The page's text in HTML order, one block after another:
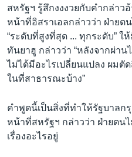
สหรัฐฯ รู้สึกงงงวยกับคำกล่าว
หน้าที่อิสราเอลกล่าวว่า ฝ่ายต
“ระดับที่สูงที่สุด ... ทุกระดับ” ใ
ทันยาฮู กล่าวว่า “หลังจากผ่า
ไม่ได้มีอะไรเปลี่ยนแปลง ผมตั
ในที่สาธารณะบ้าง”
คำพูดนี้เป็นสิ่งที่ทำให้รัฐบาลก
หน้าที่สหรัฐฯ กล่าวว่า ฝ่ายตนไ
เรื่องอะไรอยู่